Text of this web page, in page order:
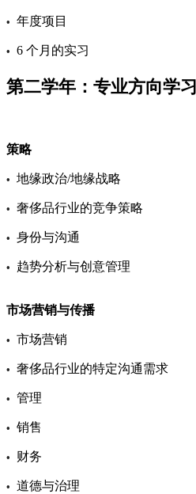
• 年度项目
• 6 个月的实习
第二学年：专业方向学习
策略
• 地缘政治/地缘战略
• 奢侈品行业的竞争策略
• 身份与沟通
• 趋势分析与创意管理
市场营销与传播
• 市场营销
• 奢侈品行业的特定沟通需求
• 管理
• 销售
• 财务
• 道德与治理